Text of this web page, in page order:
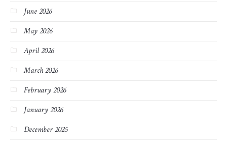
June 2026
May 2026
April 2026
March 2026
February 2026
January 2026
December 2025